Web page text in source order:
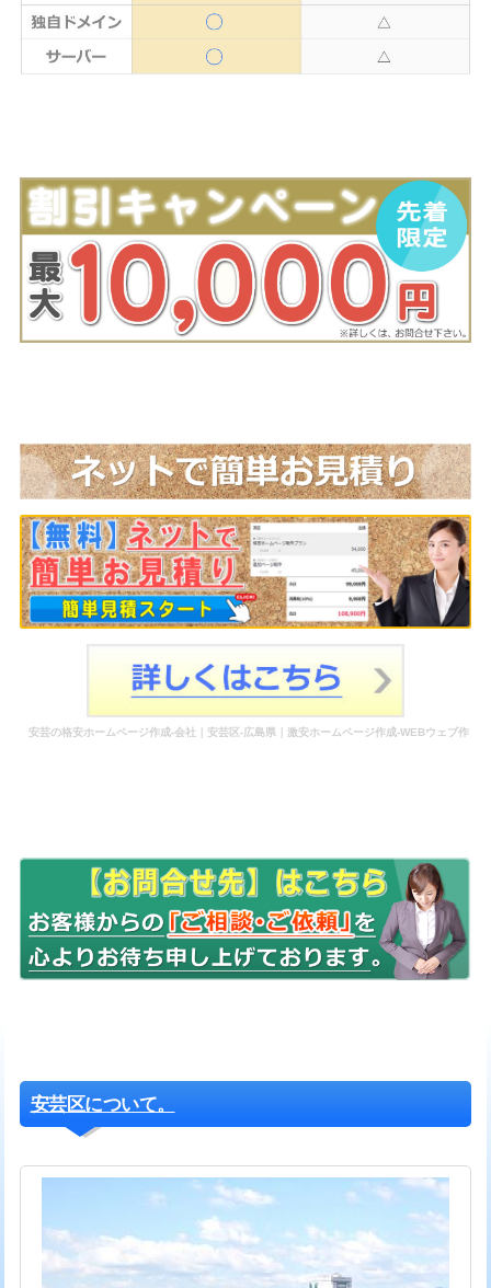
安芸の格安ホームページ作成-会社｜安芸区-広島県｜激安ホームページ作成-WEBウェブ作
安芸区について。